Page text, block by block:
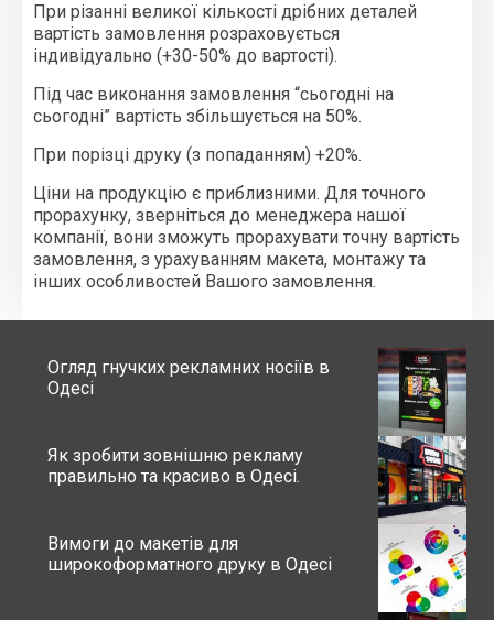
При різанні великої кількості дрібних деталей
вартість замовлення розраховується
індивідуально (+30-50% до вартості).
Під час виконання замовлення “сьогодні на
сьогодні” вартість збільшується на 50%.
При порізці друку (з попаданням) +20%.
Ціни на продукцію є приблизними. Для точного
прорахунку, зверніться до менеджера нашої
компанії, вони зможуть прорахувати точну вартість
замовлення, з урахуванням макета, монтажу та
інших особливостей Вашого замовлення.
Огляд гнучких рекламних носіїв в
Одесі
Як зробити зовнішню рекламу
правильно та красиво в Одесі.
Вимоги до макетів для
широкоформатного друку в Одесі